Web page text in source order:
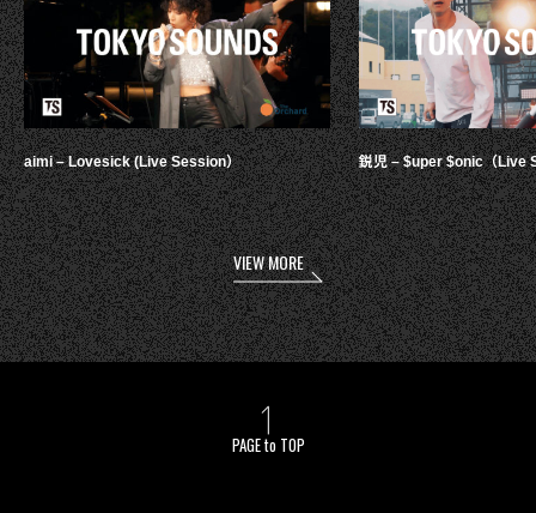
aimi – Lovesick (Live Session） 鋭児 – $uper $onic（Live
VIEW MORE
PAGE to TOP